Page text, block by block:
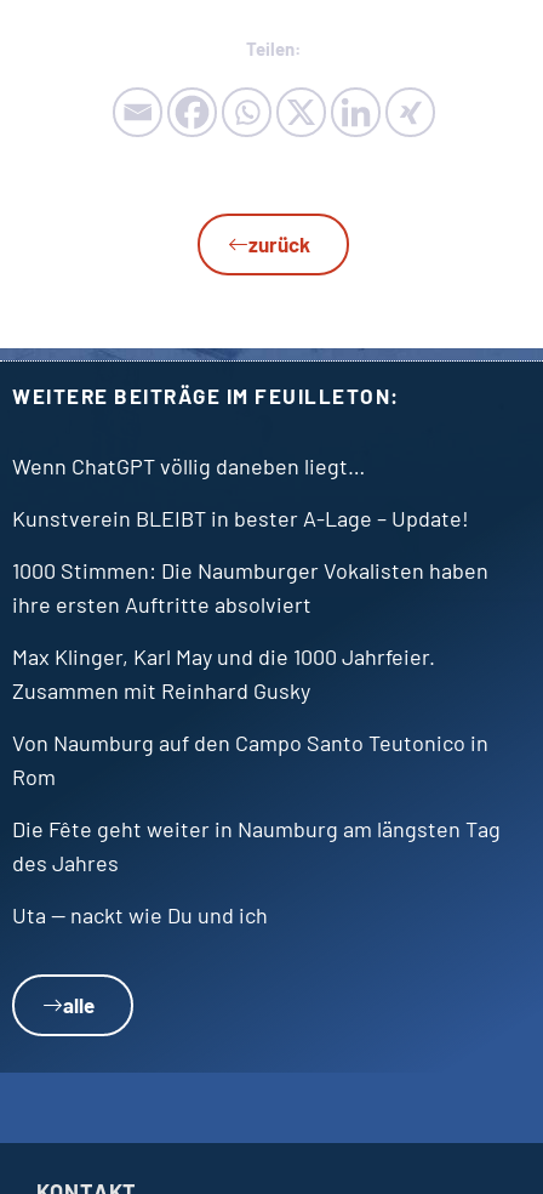
Teilen:
zurück
WEITERE BEITRÄGE IM FEUILLETON:
Wenn ChatGPT völlig daneben liegt…
Kunstverein BLEIBT in bester A-Lage – Update!
1000 Stimmen: Die Naumburger Vokalisten haben
ihre ersten Auftritte absolviert
Max Klinger, Karl May und die 1000 Jahrfeier.
Zusammen mit Reinhard Gusky
Von Naumburg auf den Campo Santo Teutonico in
Rom
Die Fête geht weiter in Naumburg am längsten Tag
des Jahres
Uta — nackt wie Du und ich
alle